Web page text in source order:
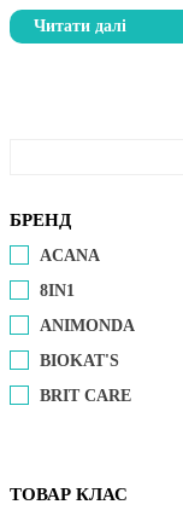
Читати далі
БРЕНД
ACANA
8IN1
ANIMONDA
BIOKAT'S
BRIT CARE
ТОВАР КЛАС